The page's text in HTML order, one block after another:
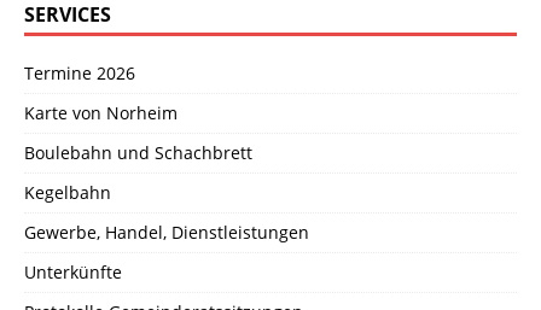
SERVICES
Termine 2026
Karte von Norheim
Boulebahn und Schachbrett
Kegelbahn
Gewerbe, Handel, Dienstleistungen
Unterkünfte